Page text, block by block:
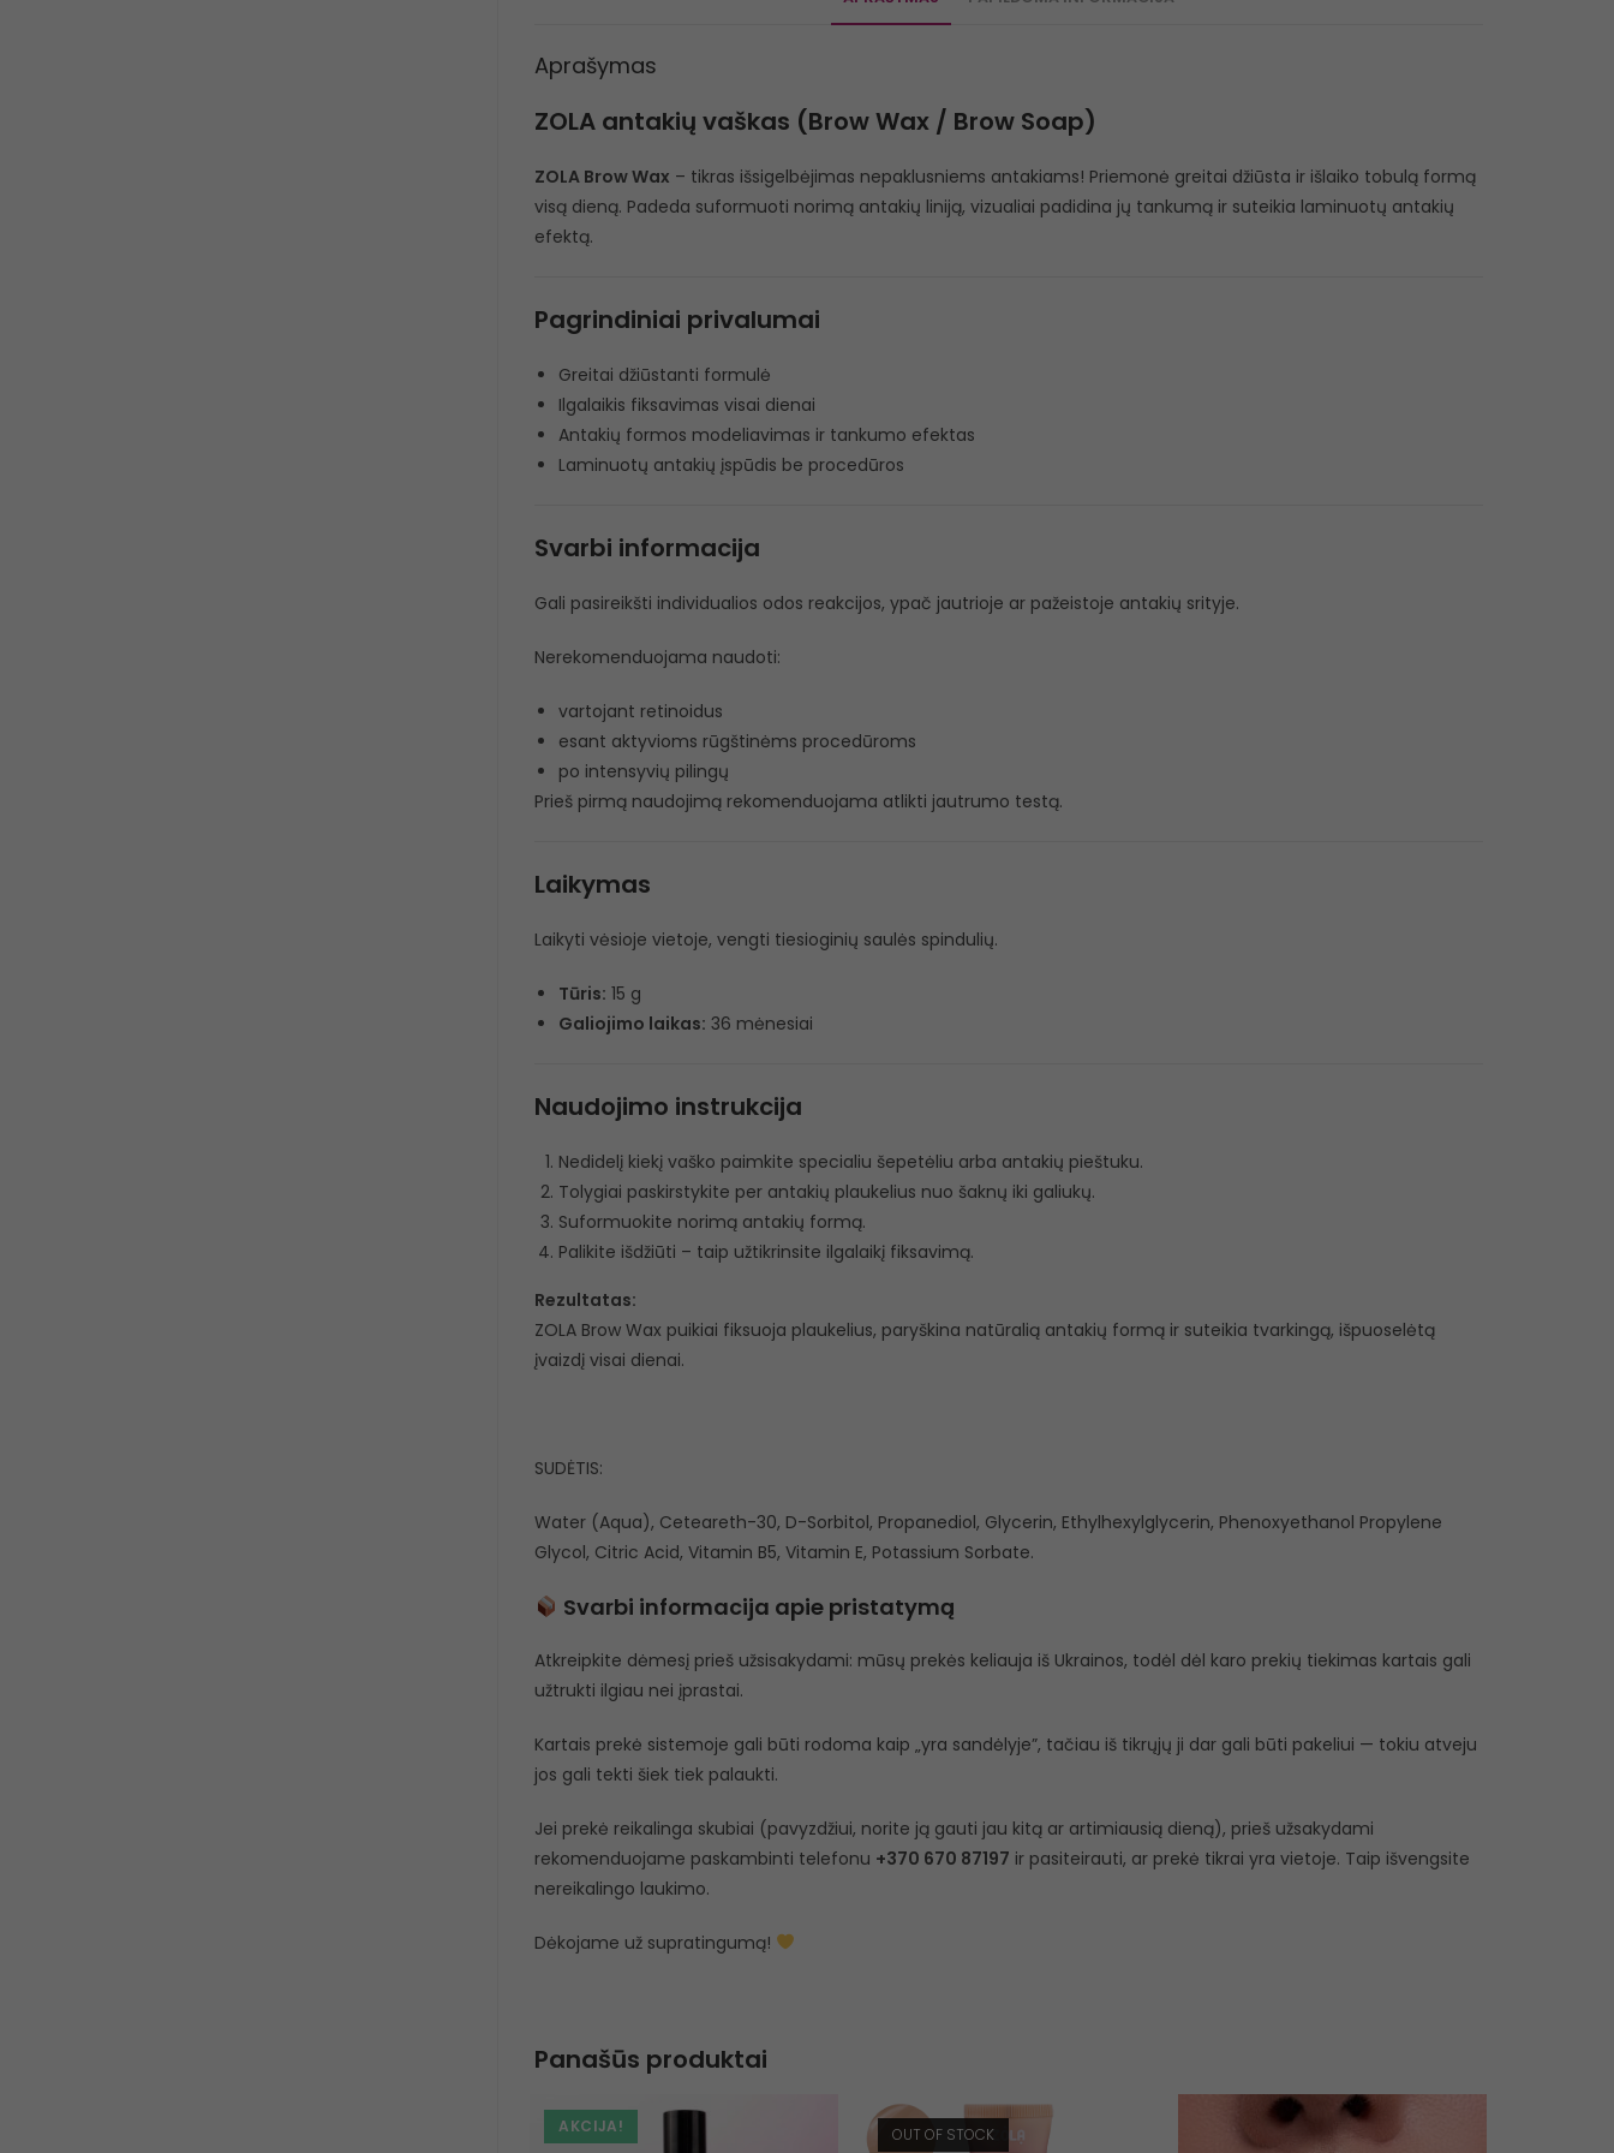
Aprašymas
ZOLA antakių vaškas (Brow Wax / Brow Soap)
ZOLA Brow Wax – tikras išsigelbėjimas nepaklusniems antakiams! Priemonė greitai džiūsta ir išlaiko tobulą formą
visą dieną. Padeda suformuoti norimą antakių liniją, vizualiai padidina jų tankumą ir suteikia laminuotų antakių
efektą.
Pagrindiniai privalumai
Greitai džiūstanti formulė
Ilgalaikis fiksavimas visai dienai
Antakių formos modeliavimas ir tankumo efektas
Laminuotų antakių įspūdis be procedūros
Svarbi informacija
Gali pasireikšti individualios odos reakcijos, ypač jautrioje ar pažeistoje antakių srityje.
Nerekomenduojama naudoti:
vartojant retinoidus
esant aktyvioms rūgštinėms procedūroms
po intensyvių pilingų
Prieš pirmą naudojimą rekomenduojama atlikti jautrumo testą.
Laikymas
Laikyti vėsioje vietoje, vengti tiesioginių saulės spindulių.
Tūris: 15 g
Galiojimo laikas: 36 mėnesiai
Naudojimo instrukcija
Nedidelį kiekį vaško paimkite specialiu šepetėliu arba antakių pieštuku.
Tolygiai paskirstykite per antakių plaukelius nuo šaknų iki galiukų.
Suformuokite norimą antakių formą.
Palikite išdžiūti – taip užtikrinsite ilgalaikį fiksavimą.
Rezultatas:
ZOLA Brow Wax puikiai fiksuoja plaukelius, paryškina natūralią antakių formą ir suteikia tvarkingą, išpuoselėtą
įvaizdį visai dienai.
SUDĖTIS:
Water (Aqua), Ceteareth-30, D-Sorbitol, Propanediol, Glycerin, Ethylhexylglycerin, Phenoxyethanol Propylene
Glycol, Citric Acid, Vitamin B5, Vitamin E, Potassium Sorbate.
Svarbi informacija apie pristatymą
Atkreipkite dėmesį prieš užsisakydami: mūsų prekės keliauja iš Ukrainos, todėl dėl karo prekių tiekimas kartais gali
užtrukti ilgiau nei įprastai.
Kartais prekė sistemoje gali būti rodoma kaip „yra sandėlyje”, tačiau iš tikrųjų ji dar gali būti pakeliui — tokiu atveju
jos gali tekti šiek tiek palaukti.
Jei prekė reikalinga skubiai (pavyzdžiui, norite ją gauti jau kitą ar artimiausią dieną), prieš užsakydami
rekomenduojame paskambinti telefonu +370 670 87197 ir pasiteirauti, ar prekė tikrai yra vietoje. Taip išvengsite
nereikalingo laukimo.
Dėkojame už supratingumą!
Panašūs produktai
AKCIJA! OUT OF STOCK